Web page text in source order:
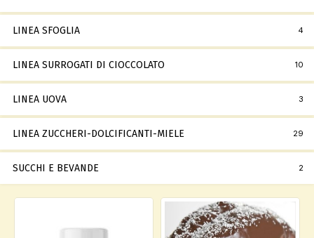
LINEA SFOGLIA 4
LINEA SURROGATI DI CIOCCOLATO 10
LINEA UOVA 3
LINEA ZUCCHERI-DOLCIFICANTI-MIELE 29
SUCCHI E BEVANDE 2